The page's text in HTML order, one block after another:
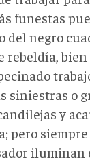
funestas
del negro
rebeldía,
siniestras o
y
pero
iluminan